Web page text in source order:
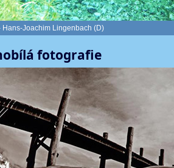
Hans-Joachim Lingenbach (D)
fotografie